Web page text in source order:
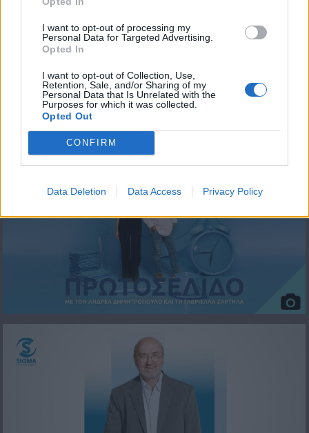
I want to opt-out of processing my
Personal Data for Targeted Advertising.
Opted In
I want to opt-out of Collection, Use,
Retention, Sale, and/or Sharing of my
Personal Data that Is Unrelated with the
Purposes for which it was collected.
Opted Out
CONFIRM
Data Deletion Data Access Privacy Policy
Πρωτοσέλιδο 14.07.26
ΦΩΤΟΓΡΑΦΙΕΣ